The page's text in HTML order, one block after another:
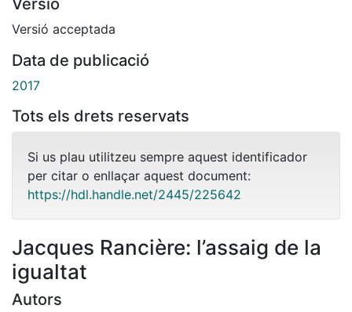
Versió acceptada
Data de publicació
2017
Tots els drets reservats
Si us plau utilitzeu sempre aquest identificador
per citar o enllaçar aquest document:
https://hdl.handle.net/2445/225642
Jacques Rancière: l’assaig de la
igualtat
Autors